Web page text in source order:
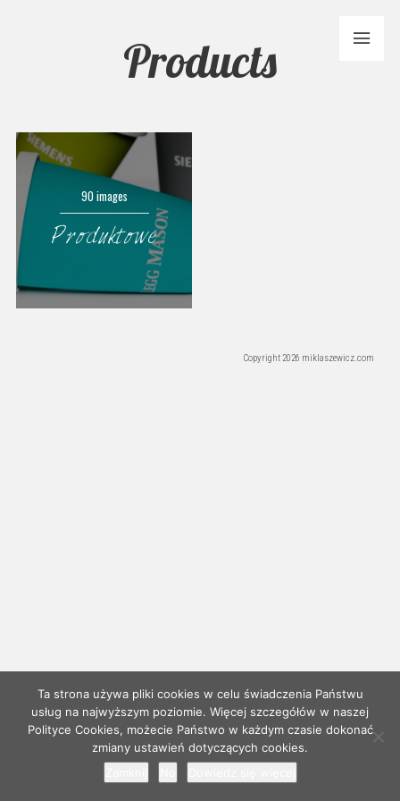
Products
90 images
Produktowe
Copyright 2026 miklaszewicz.com
Ta strona używa pliki cookies w celu świadczenia Państwu
usług na najwyższym poziomie. Więcej szczegółów w naszej
Polityce Cookies, możecie Państwo w każdym czasie dokonać
zmiany ustawień dotyczących cookies.